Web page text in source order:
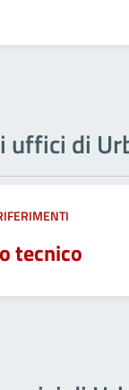
uffici di
tecnico